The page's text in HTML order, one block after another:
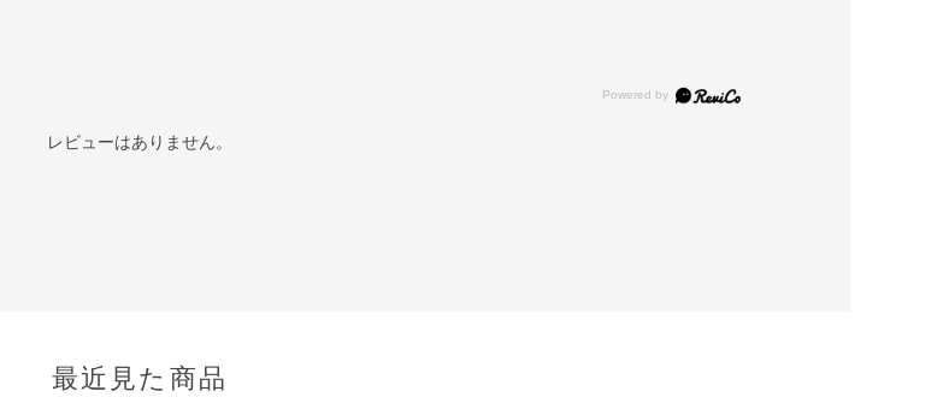
レビューはありません。
最近見た商品